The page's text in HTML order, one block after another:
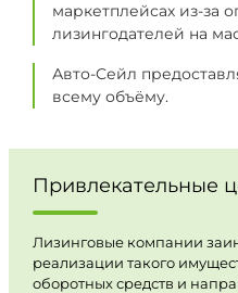
маркетплейсах из-за
лизингодателей на
Авто-Сейл
всему объёму.
Привлекательные
Лизинговые компании
реализации такого
оборотных средств и